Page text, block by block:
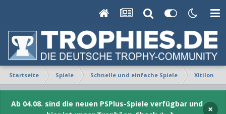
Startseite Spiele Schnelle und einfache Spiele Xitilon
Ab 04.08. sind die neuen PSPlus-Spiele verfügbar und ×